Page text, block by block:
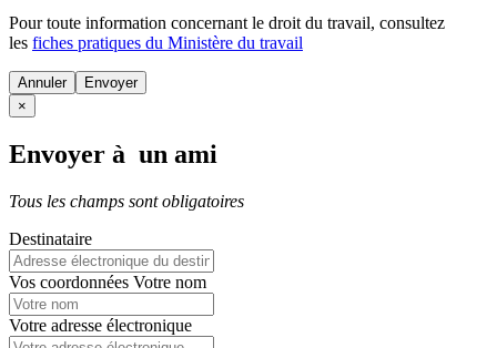
Pour toute information concernant le droit du travail, consultez
les fiches pratiques du Ministère du travail
Annuler
×
Envoyer à un ami
Tous les champs sont obligatoires
Destinataire
Vos coordonnées Votre nom
Votre adresse électronique